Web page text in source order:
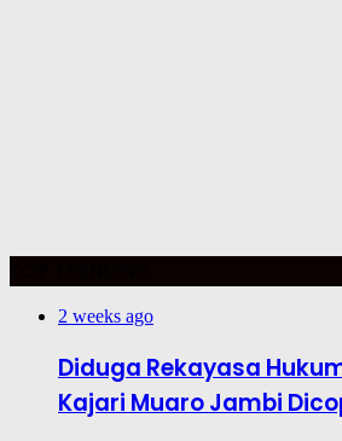
2 weeks ago
Diduga Rekayasa
Kajari Muaro Jambi